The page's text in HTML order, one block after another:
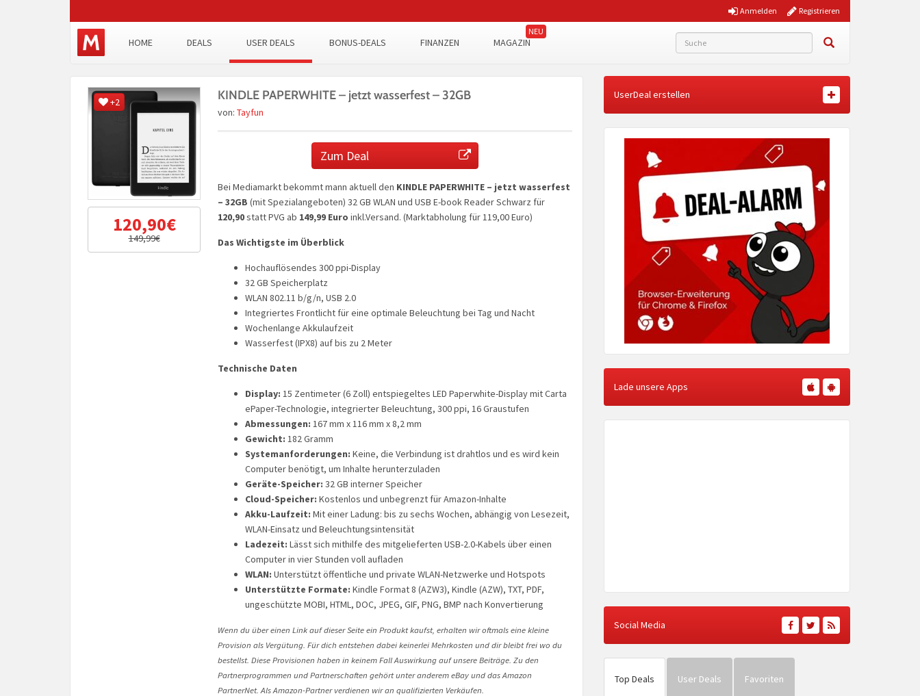
Registrieren
Anmelden
HOME DEALS USER DEALS BONUS-DEALS FINANZEN MAGAZIN
+2
120,90€
149,99€
KINDLE PAPERWHITE – jetzt wasserfest – 32GB
von: Tayfun
Zum Deal
Bei Mediamarkt bekommt mann aktuell den KINDLE PAPERWHITE – jetzt wasserfest
– 32GB (mit Spezialangeboten) 32 GB WLAN und USB E-book Reader Schwarz für
120,90statt PVG ab 149,99 Euro inkl.Versand. (Marktabholung für 119,00 Euro)
Das Wichtigste im Überblick
Hochauflösendes 300 ppi-Display
32 GB Speicherplatz
WLAN 802.11 b/g/n, USB 2.0
Integriertes Frontlicht für eine optimale Beleuchtung bei Tag und Nacht
Wochenlange Akkulaufzeit
Wasserfest (IPX8) auf bis zu 2 Meter
Technische Daten
Display: 15 Zentimeter (6 Zoll) entspiegeltes LED Paperwhite-Display mit Carta
ePaper-Technologie, integrierter Beleuchtung, 300 ppi, 16 Graustufen
Abmessungen: 167 mm x 116 mm x 8,2 mm
Gewicht: 182 Gramm
Systemanforderungen: Keine, die Verbindung ist drahtlos und es wird kein
Computer benötigt, um Inhalte herunterzuladen
Geräte-Speicher: 32 GB interner Speicher
Cloud-Speicher: Kostenlos und unbegrenzt für Amazon-Inhalte
Akku-Laufzeit: Mit einer Ladung: bis zu sechs Wochen, abhängig von Lesezeit,
WLAN-Einsatz und Beleuchtungsintensität
Ladezeit: Lässt sich mithilfe des mitgelieferten USB-2.0-Kabels über einen
Computer in vier Stunden voll aufladen
WLAN: Unterstützt öffentliche und private WLAN-Netzwerke und Hotspots
Unterstützte Formate: Kindle Format 8 (AZW3), Kindle (AZW), TXT, PDF,
ungeschützte MOBI, HTML, DOC, JPEG, GIF, PNG, BMP nach Konvertierung
Wenn du über einen Link auf dieser Seite ein Produkt kaufst, erhalten wir oftmals eine kleine
Provision als Vergütung. Für dich entstehen dabei keinerlei Mehrkosten und dir bleibt frei wo du
bestellst. Diese Provisionen haben in keinem Fall Auswirkung auf unsere Beiträge. Zu den
Partnerprogrammen und Partnerschaften gehört unter anderem eBay und das Amazon
PartnerNet. Als Amazon-Partner verdienen wir an qualifizierten Verkäufen.
UserDeal erstellen
Lade unsere Apps
Social Media
Top Deals User Deals Favoriten